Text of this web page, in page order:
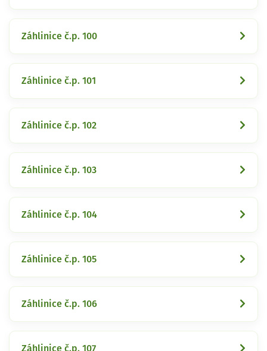
Záhlinice č.p. 100
Záhlinice č.p. 101
Záhlinice č.p. 102
Záhlinice č.p. 103
Záhlinice č.p. 104
Záhlinice č.p. 105
Záhlinice č.p. 106
Záhlinice č.p. 107